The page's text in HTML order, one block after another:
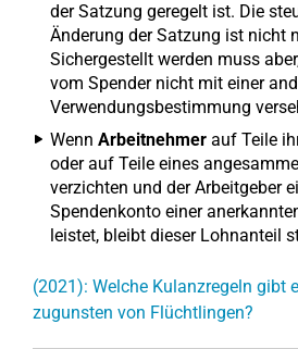
der Satzung geregelt ist. Die
Änderung der Satzung ist nicht
Sichergestellt werden muss
vom Spender nicht mit einer
Verwendungsbestimmung
Wenn Arbeitnehmer auf Teile
oder auf Teile eines
verzichten und der Arbeitgeber
Spendenkonto einer
leistet, bleibt dieser Lohnanteil
(2021): Welche Kulanzregeln gibt
zugunsten von Flüchtlingen?